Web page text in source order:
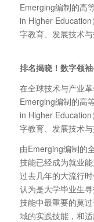
Emerging编制的高
in Higher
字教育、发展技术
排名揭晓！ 数字领
在全球技术与产业
Emerging编制的高
in Higher
字教育、发展技术
由Emerging编制的
技能已经成为就业
过去几年的大流行
认为是大学毕业生
技能中最重要的莫
域的实践技能，和适